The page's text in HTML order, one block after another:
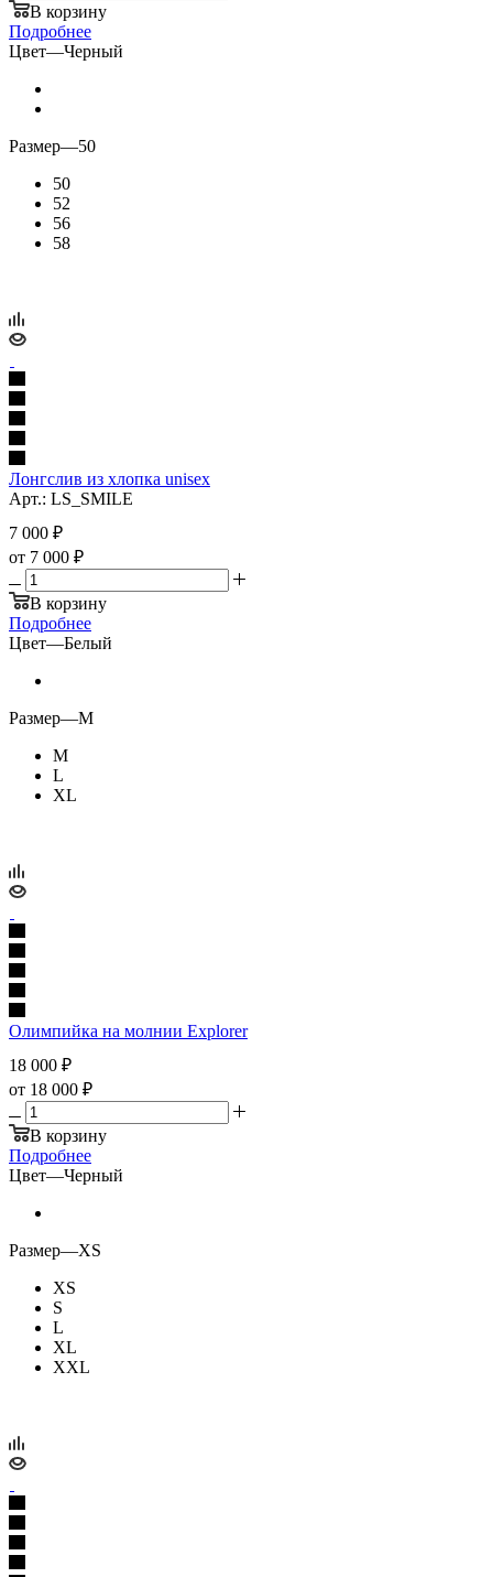
В корзину
Подробнее
Цвет—Черный
Размер—50
50
52
56
58
Лонгслив из хлопка unisex
Арт.: LS_SMILE
7 000 ₽
от 7 000 ₽
В корзину
Подробнее
Цвет—Белый
Размер—M
M
L
XL
Олимпийка на молнии Explorer
18 000 ₽
от 18 000 ₽
В корзину
Подробнее
Цвет—Черный
Размер—XS
XS
S
L
XL
XXL